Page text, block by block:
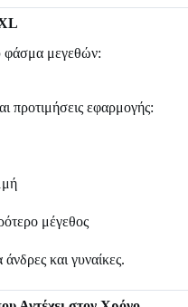
φάσμα μεγεθών:
προτιμήσεις εφαρμογής:
μέγεθος
και γυναίκες.